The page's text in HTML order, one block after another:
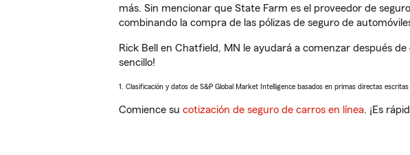
más. Sin mencionar que State Farm es el proveedor de
combinando la compra de las pólizas de seguro de
Rick Bell en Chatfield, MN le ayudará a comenzar después
sencillo!
1. Clasificación y datos de S&P Global Market Intelligence basados en primas directas escritas
Comience su cotización de seguro de carros en línea. ¡Es